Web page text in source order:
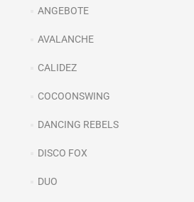
ANGEBOTE
AVALANCHE
CALIDEZ
COCOONSWING
DANCING REBELS
DISCO FOX
DUO